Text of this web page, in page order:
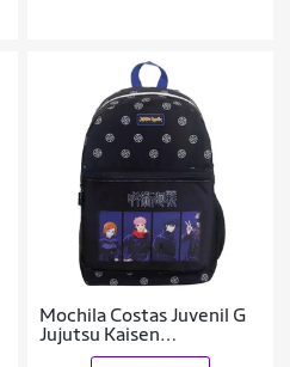
Mochila Costas Juvenil G
Jujutsu Kaisen
Personagens